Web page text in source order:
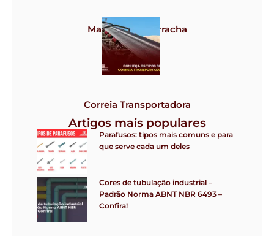
Mangote de borracha
Correia Transportadora
Artigos mais populares
Parafusos: tipos mais comuns e para
que serve cada um deles
Cores de tubulação industrial –
Padrão Norma ABNT NBR 6493 –
Confira!